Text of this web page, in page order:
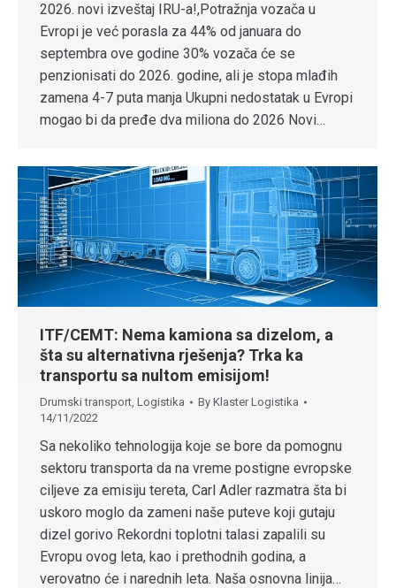
2026. novi izveštaj IRU-a!,Potražnja vozača u
Evropi je već porasla za 44% od januara do
septembra ove godine 30% vozača će se
penzionisati do 2026. godine, ali je stopa mlađih
zamena 4-7 puta manja Ukupni nedostatak u Evropi
mogao bi da pređe dva miliona do 2026 Novi…
ITF/CEMT: Nema kamiona sa dizelom, a
šta su alternativna rješenja? Trka ka
transportu sa nultom emisijom!
Drumski transport Logistika By Klaster Logistika
14/11/2022
Sa nekoliko tehnologija koje se bore da pomognu
sektoru transporta da na vreme postigne evropske
ciljeve za emisiju tereta, Carl Adler razmatra šta bi
uskoro moglo da zameni naše puteve koji gutaju
dizel gorivo Rekordni toplotni talasi zapalili su
Evropu ovog leta, kao i prethodnih godina, a
verovatno će i narednih leta. Naša osnovna linija…